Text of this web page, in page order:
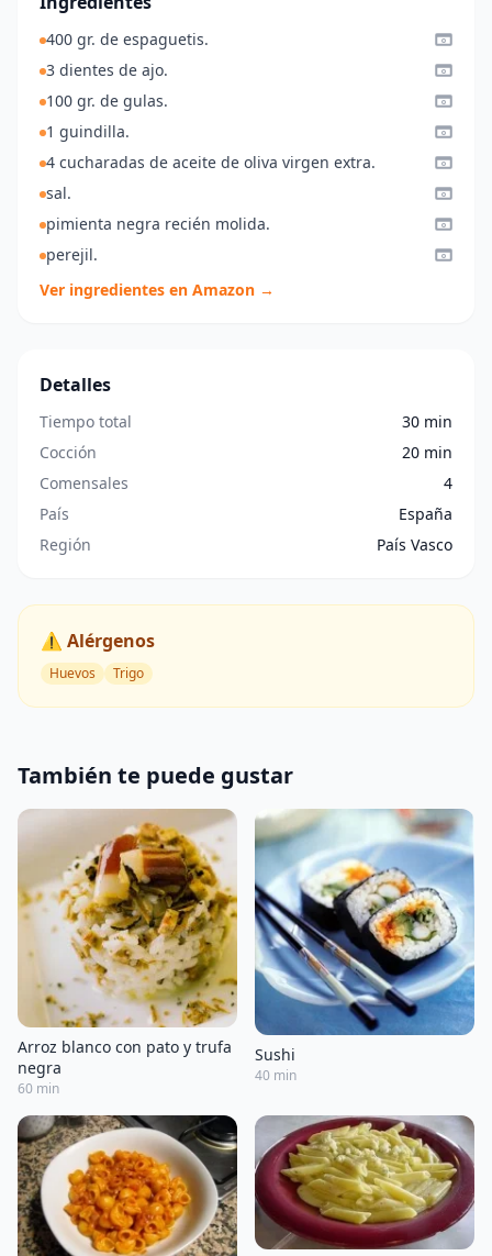
400 gr. de espaguetis.
3 dientes de ajo.
100 gr. de gulas.
1 guindilla.
4 cucharadas de aceite de oliva virgen extra.
sal.
pimienta negra recién molida.
perejil.
Ver ingredientes en Amazon →
Detalles
Tiempo total
30 min
Cocción
20 min
Comensales
4
País
España
Región
País Vasco
⚠️ Alérgenos
Huevos Trigo
También te puede gustar
Arroz blanco con pato y trufa
negra
60 min
Sushi
40 min